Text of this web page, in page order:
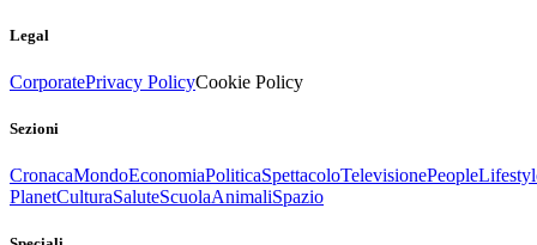
Legal
CorporatePrivacy PolicyCookie Policy
Sezioni
CronacaMondoEconomiaPoliticaSpettacoloTelevisionePeople
PlanetCulturaSaluteScuolaAnimaliSpazio